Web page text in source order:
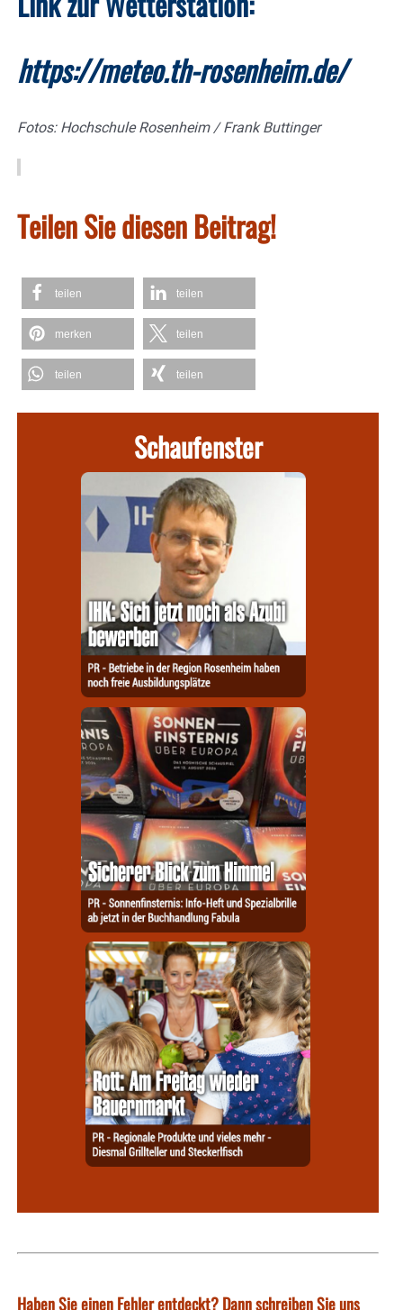
https://meteo.th-rosenheim.de/
Fotos: Hochschule Rosenheim / Frank Buttinger
Teilen Sie diesen Beitrag!
teilen teilen
merken teilen
teilen teilen
Schaufenster
Haben Sie einen Fehler entdeckt? Dann schreiben Sie uns